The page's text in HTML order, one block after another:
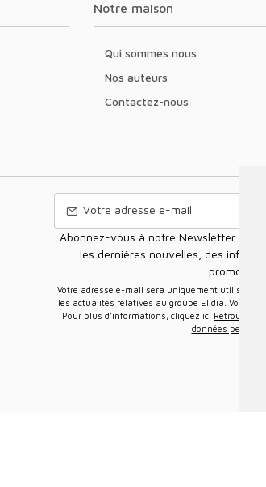
Notre maison
Qui sommes nous
Nos auteurs
Contactez-nous
Abonnez-vous à notre Newsletter pour
les dernières nouvelles, des
promotions.
Votre adresse e-mail sera uniquement utilisée pour vous envoyer des informations sur
les actualités relatives au groupe Elidia. Vous
Pour plus d’informations, cliquez ici Retrouvez
données